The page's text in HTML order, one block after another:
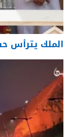
الملك يترأس